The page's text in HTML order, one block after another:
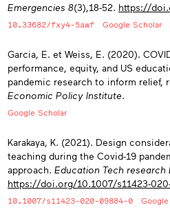
Emergencies 8(3),18-52. https://
10.33682/fxy4-5awf Google Scholar
Garcia, E. et Weiss, E. (2020).
performance, equity, and US
pandemic research to inform relief,
Economic Policy Institute.
Google Scholar
Karakaya, K. (2021). Design
teaching during the Covid-19
approach. Education Tech research
https://doi.org/10.1007/s11423-
10.1007/s11423-020-09884-0